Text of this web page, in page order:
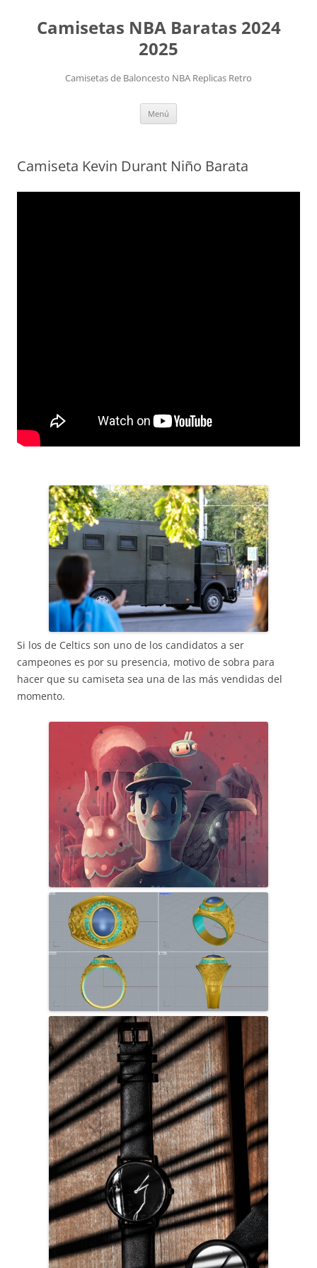
Camisetas NBA Baratas 2024
2025
Camisetas de Baloncesto NBA Replicas Retro
Menú
Camiseta Kevin Durant Niño Barata
Si los de Celtics son uno de los candidatos a ser
campeones es por su presencia, motivo de sobra para
hacer que su camiseta sea una de las más vendidas del
momento.